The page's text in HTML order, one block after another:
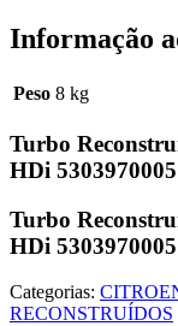
Informação
Peso 8 kg
Turbo
HDi
Turbo
HDi
Categorias:
RECONSTRUÍDOS